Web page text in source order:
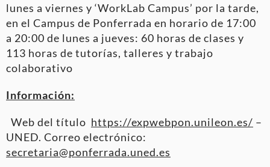
lunes a viernes y ‘WorkLab Campus’ por la tarde,
en el Campus de Ponferrada en horario de 17:00
a 20:00 de lunes a jueves: 60 horas de clases y
113 horas de tutorías, talleres y trabajo
colaborativo
Información:
Web del título https://expwebpon.unileon.es/ –
UNED. Correo electrónico:
secretaria@ponferrada.uned.es